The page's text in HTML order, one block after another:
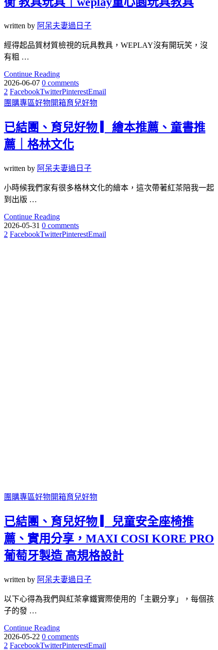
written by 阿呆夫妻過日子
經得起品質材質檢視的玩具教具，WEPLAY沒有開玩笑，沒
有粗 …
Continue Reading
2026-06-07 0 comments
2 FacebookTwitterPinterestEmail
團購專區好物開箱育兒好物
已結團、育兒好物 ▎繪本推薦、童書推
薦｜格林文化
written by 阿呆夫妻過日子
小時候我們家有很多格林文化的繪本，這次帶著紅茶陪我一起
到出版 …
Continue Reading
2026-05-31 0 comments
2 FacebookTwitterPinterestEmail
團購專區好物開箱育兒好物
已結團、育兒好物 ▎兒童安全座椅推
薦、實用分享，MAXI COSI KORE PRO
葡萄牙製造 高規格設計
written by 阿呆夫妻過日子
以下心得為我們與紅茶拿鐵實際使用的「主觀分享」，每個孩
子的發 …
Continue Reading
2026-05-22 0 comments
2 FacebookTwitterPinterestEmail